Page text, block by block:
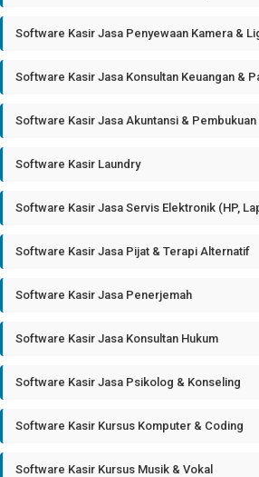
Software Kasir Jasa Penyewaan Kamera &
Software Kasir Jasa Konsultan Keuangan &
Software Kasir Jasa Akuntansi & Pembukuan
Software Kasir Laundry
Software Kasir Jasa Servis Elektronik (HP,
Software Kasir Jasa Pijat & Terapi Alternatif
Software Kasir Jasa Penerjemah
Software Kasir Jasa Konsultan Hukum
Software Kasir Jasa Psikolog & Konseling
Software Kasir Kursus Komputer & Coding
Software Kasir Kursus Musik & Vokal